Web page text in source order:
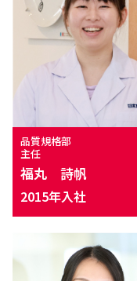
品質規格部
主任
福丸 詩帆
2015年入社